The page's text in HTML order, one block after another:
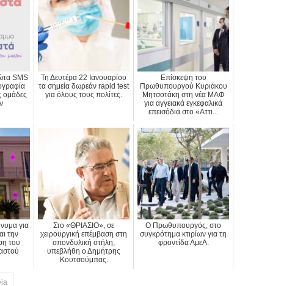
SMS
ομάδες
Τη Δευτέρα 22 Ιανουαρίου
τα σημεία δωρεάν rapid test
για όλους τους πολίτες.
Επίσκεψη του
Πρωθυπουργού Κυριάκου
Μητσοτάκη στη νέα ΜΑΦ
για αγγειακά εγκεφαλικά
επεισόδια στο «Αττι...
για
την
του
Στο «ΘΡΙΑΣΙΟ», σε
χειρουργική επέμβαση στη
σπονδυλική στήλη,
υπεβλήθη ο Δημήτρης
Κουτσούμπας.
Ο Πρωθυπουργός, στο
συγκρότημα κτιρίων για τη
φροντίδα ΑμεΑ.